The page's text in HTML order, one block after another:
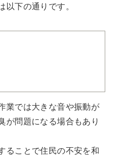
以下の通りです。
業では大きな音や振動が
が問題になる場合もあり
ることで住民の不安を和